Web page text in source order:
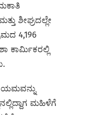
ಶೀಘ್ರದಲ್ಲೇ
4,196
ಕಾರ್ಮಿಕರಲ್ಲಿ
ಮಹಿಳೆಗೆ